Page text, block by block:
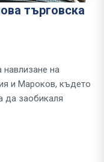
търговска
навлизане на
и Мароков, където
да заобикаля